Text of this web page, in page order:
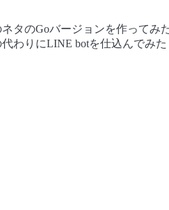
タのGoバージョンを作ってみ
わりにLINE botを仕込んでみ